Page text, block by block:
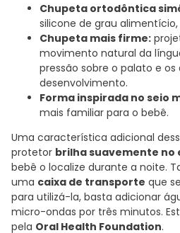
Chupeta ortodôntica
silicone de grau alimentício,
Chupeta mais firme:
movimento natural da
pressão sobre o palato e
desenvolvimento.
Forma inspirada no seio
mais familiar para o bebê.
Uma característica adicional
protetor brilha suavemente no
bebê o localize durante a noite.
uma caixa de transporte que
para utilizá-la, basta adicionar
micro-ondas por três minutos.
pela Oral Health Foundation.